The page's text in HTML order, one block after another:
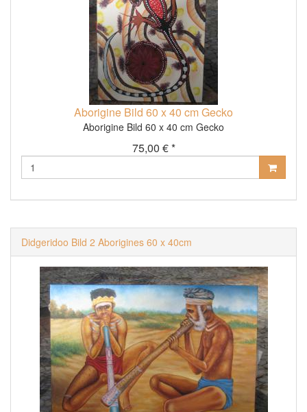
Aborigine Bild 60 x 40 cm Gecko
Aborigine Bild 60 x 40 cm Gecko
75,00 € *
Didgeridoo Bild 2 Aborigines 60 x 40cm